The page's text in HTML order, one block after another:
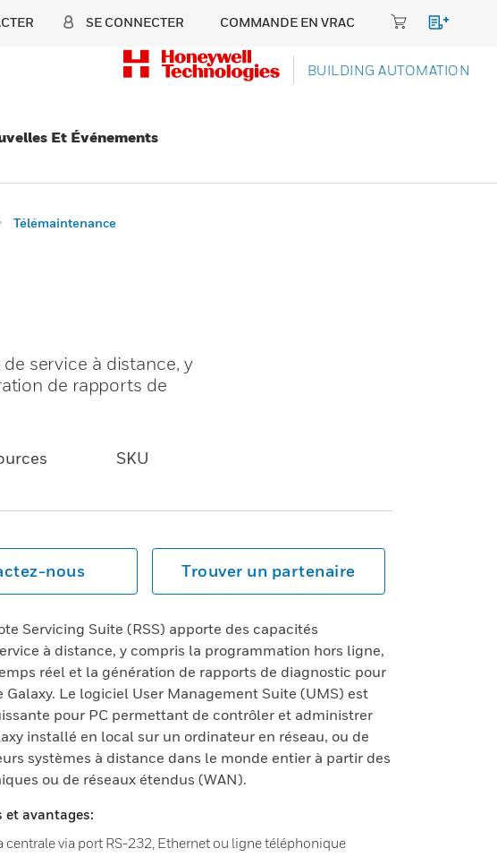
SE CONNECTER COMMANDE EN VRAC
BUILDING AUTOMATION
Et Événements
Télémaintenance
service à distance, y
de rapports de
SKU
nous Trouver un partenaire
Servicing Suite (RSS) apporte des capacités
à distance, y compris la programmation hors ligne,
réel et la génération de rapports de diagnostic pour
Le logiciel User Management Suite (UMS) est
pour PC permettant de contrôler et administrer
installé en local sur un ordinateur en réseau, ou de
systèmes à distance dans le monde entier à partir des
ou de réseaux étendus (WAN).
et avantages:
centrale via port RS-232, Ethernet ou ligne téléphonique